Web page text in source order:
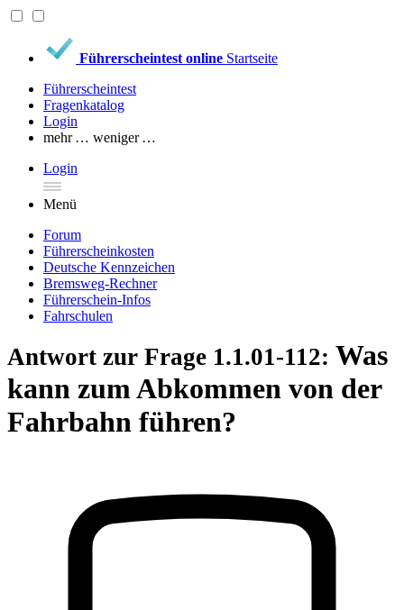
Führerscheintest online Startseite
Führerscheintest
Fragenkatalog
Login
mehr … weniger …
Login
Menü
Forum
Führerscheinkosten
Deutsche Kennzeichen
Bremsweg-Rechner
Führerschein-Infos
Fahrschulen
Antwort zur Frage 1.1.01-112: Was
kann zum Abkommen von der
Fahrbahn führen?